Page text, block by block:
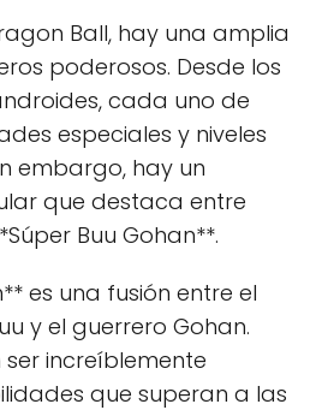
Ball, hay una amplia
poderosos. Desde los
cada uno de
especiales y niveles
embargo, hay un
que destaca entre
Buu Gohan**.
es una fusión entre el
y el guerrero Gohan.
ser increíblemente
que superan a las